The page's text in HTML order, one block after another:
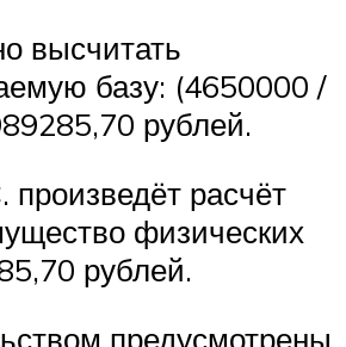
высчитать
базу: (4650000 /
рублей.
расчёт
физических
рублей.
предусмотрены